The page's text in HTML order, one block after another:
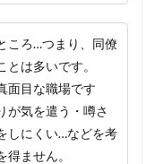
ころ…つまり、同僚
は多いです。
面目な職場です
が気を遣う・噂さ
しにくい…などを考
ません。